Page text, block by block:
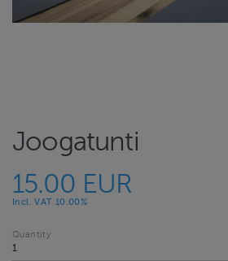
Joogatunti
15.00 EUR
Incl. VAT 10.00%
Quantity